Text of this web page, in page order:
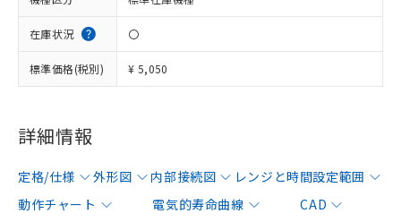
在庫状況 〇
標準価格(税別) ¥ 5,050
詳細情報
定格/仕様 外形図 内部接続図
レンジと時間設定範囲
動作チャート
電気的寿命曲線
CAD